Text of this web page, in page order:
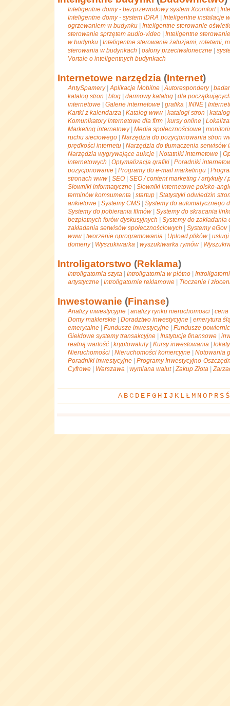
Inteligentne domy - bezprzewodowy system Xcomfort|
Inteligentne domy - system IDRA
Inteligentne instalacje
ogrzewaniem w budynku
Inteligentne sterowanie
sterowanie sprzętem audio-video
Inteligentne
w budynku
Inteligentne sterowanie żaluzjami, roletami,
sterowania w budynkach
osłony przeciwsłoneczne
Vortale o inteligentnych budynkach
Internetowe narzędzia (Internet)
AntySpamery|Aplikacje Mobilne |Autorespondery|
katalog stron
blog darmowy katalog
dla
internetowe
Galerie internetowe grafika INNE
Kartki z kalendarza
Katalog www| katalogi stron
Komunikatory internetowe dla firm
kursy online
Marketing internetowy| Media społecznościowe
ruchu sieciowego
Narzędzia do pozycjonowania stron
prędkości internetu
Narzędzia do tłumaczenia serwisów
Narzędzia wygrywające aukcje
Notatniki internetowe
internetowych
Optymalizacja grafiki
Poradniki
pozycjonowanie
Programy do e-mail marketingu
stronach www| SEO
SEO / content marketing / artykuły /
Słowniki informatyczne
Słowniki internetowe polsko-
terminów komsumenta
startup
Statystyki odwiedzin
ankietowe
Systemy CMS
Systemy do automatycznego
Systemy do pobierania filmów| Systemy do skracania
bezpłatnych forów dyskusyjnych
Systemy do
zakładania serwisów społecznościowych
Systemy eGov
www| tworzenie oprogramowania Upload plików|
domeny| Wyszukiwarka wyszukiwarka rymów|
Introligatorstwo (Reklama)
Introligatornia szyta Introligatornia w płótno
artystyczne
Introligatornie reklamowe Tłoczenie i
Inwestowanie (Finanse)
Analizy inwestycyjne analizy rynku nieruchomosci
cena
Domy maklerskie
Doradztwo inwestycyjne
emerytura
emerytalne
Fundusze inwestycyjne
Fundusze
Giełdowe systemy transakcyjne
Instytucje finansowe
realną wartość
kryptowaluty| Kursy inwestowania
Nieruchomości
Nieruchomości komercyjne
Notowania
Poradniki inwestycyjne
Programy Inwestycyjno-
Cyfrowe
Warszawa wymiana walut|Zakup Złota |
A B C D E F G H I J K L Ł M N O P R S Ś